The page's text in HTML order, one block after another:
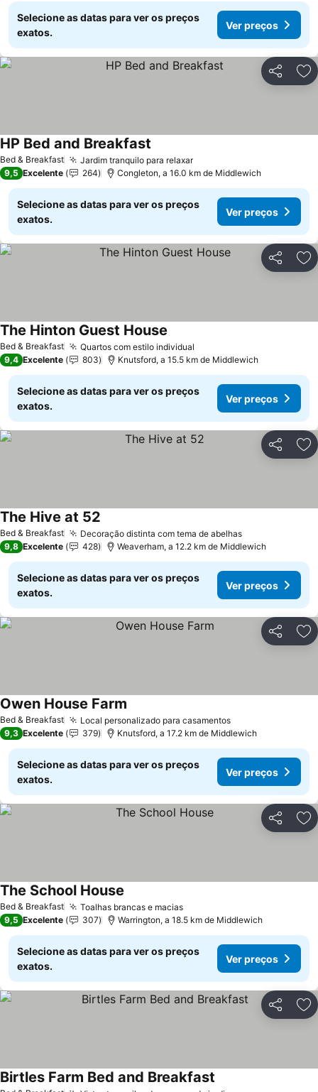
Selecione as datas para ver os preços
exatos.
Ver preços
Partilhar
Bed & Breakfast Jardim tranquilo para relaxar
HP Bed and Breakfast
9,5 Excelente 264 Congleton, a 16.0 km de Middlewich
Selecione as datas para ver os preços
exatos.
Ver preços
Partilhar
Bed & Breakfast Quartos com estilo individual
The Hinton Guest House
9,4 Excelente 803 Knutsford, a 15.5 km de Middlewich
Selecione as datas para ver os preços
exatos.
Ver preços
Partilhar
Bed & Breakfast Decoração distinta com tema de abelhas
The Hive at 52
9,8 Excelente 428 Weaverham, a 12.2 km de Middlewich
Selecione as datas para ver os preços
exatos.
Ver preços
Partilhar
Bed & Breakfast Local personalizado para casamentos
Owen House Farm
9,3 Excelente 379 Knutsford, a 17.2 km de Middlewich
Selecione as datas para ver os preços
exatos.
Ver preços
Partilhar
Bed & Breakfast Toalhas brancas e macias
The School House
9,5 Excelente 307 Warrington, a 18.5 km de Middlewich
Selecione as datas para ver os preços
exatos.
Ver preços
Partilhar
Birtles Farm Bed and Breakfast